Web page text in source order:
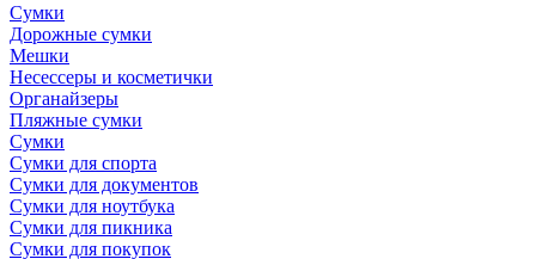
Сумки
Дорожные сумки
Мешки
Несессеры и косметички
Органайзеры
Пляжные сумки
Сумки
Сумки для спорта
Сумки для документов
Сумки для ноутбука
Сумки для пикника
Сумки для покупок